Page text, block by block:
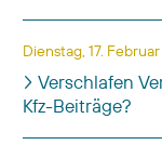
Dienstag, 17.
Verschlafen
Kfz-Beiträge?